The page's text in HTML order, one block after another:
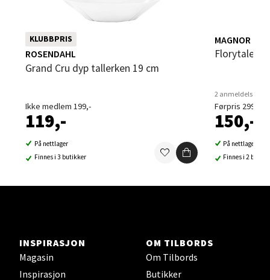
KLUBBPRIS
ROSENDAHL
Grand Cru dyp tallerken 19 cm
Ikke medlem 199,-
119,-
På nettlager
Finnes i 3 butikker
MAGNOR
Florytale
2 anmeldelser
Førpris 299,-
150,-
På nettlager
Finnes i 2
INSPIRASJON
Magasin
Inspirasjon
OM TILBORDS
Om Tilbords
Butikker
Velg
Steinkjer - Thon Senter Steinkjer
Sjøfartsgata 2, 7714 Steinkjer
Åpent i dag 10-20
Leirvik - Stord